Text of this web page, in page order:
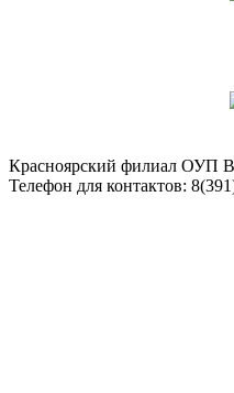
Красноярский филиал
Телефон для контактов: